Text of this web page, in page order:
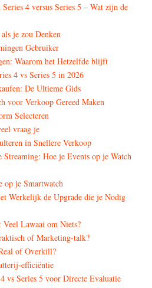
4 versus Series 5 – Wat zijn de
je zou Denken
Gebruiker
Waarom het Hetzelfde blijft
4 vs Series 5 in 2026
De Ultieme Gids
voor Verkoop Gereed Maken
Selecteren
vraag je
in Snellere Verkoop
Hoe je Events op je Watch
op je Smartwatch
Werkelijk de Upgrade die je Nodig
Lawaai om Niets?
of Marketing-talk?
of Overkill?
efficiëntie
vs Series 5 voor Directe Evaluatie